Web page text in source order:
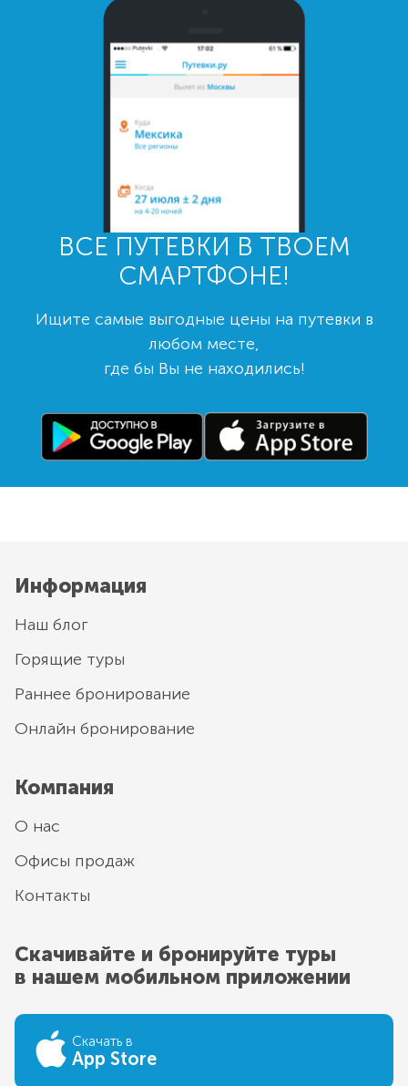
ВСЕ ПУТЕВКИ В ТВОЕМ
СМАРТФОНЕ!
Ищите самые выгодные цены на путевки в
любом месте,
где бы Вы не находились!
Информация
Наш блог
Горящие туры
Раннее бронирование
Онлайн бронирование
Компания
О нас
Офисы продаж
Контакты
Скачивайте и бронируйте туры
в нашем мобильном приложении
Скачать в
App Store